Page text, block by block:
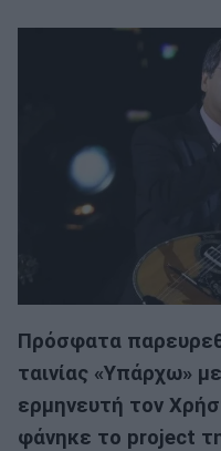
Πρόσφατα
ταινίας «Υπάρχω»
ερμηνευτή τον
φάνηκε το project